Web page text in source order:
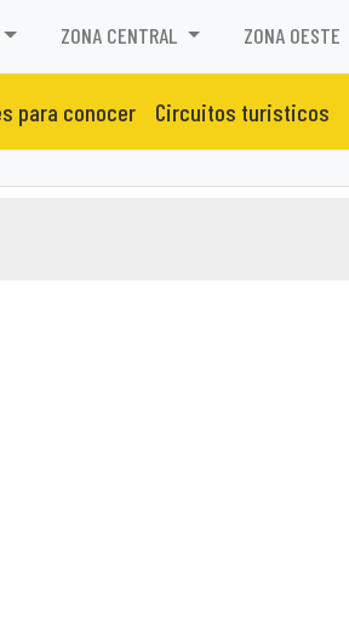
ZONA CENTRAL ZONA OESTE
para conocer Circuitos turisticos